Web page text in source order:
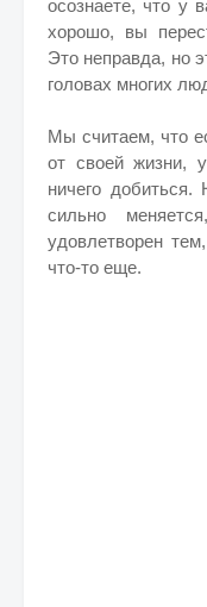
осознаете, что у
хорошо, вы
Это неправда, но
головах многих
Мы считаем, что
от своей жизни,
ничего
сильно
удовлетворен
что-то еще.